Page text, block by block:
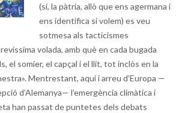
(sí, la pàtria, allò que ens agermana i
ens identifica si volem) es veu
sotmesa als tacticismes
volada, amb què en cada bugada
el somier, el capçal i el llit, tot inclòs en la
Mentrestant, aquí i arreu d’Europa —
d’Alemanya— l’emergència climàtica i
han passat de puntetes dels debats